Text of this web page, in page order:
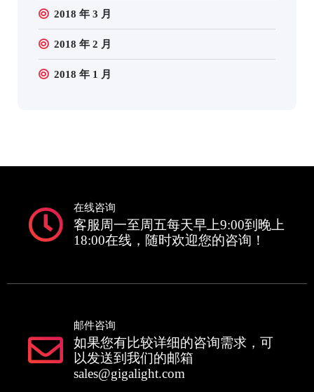
2018 年 3 月
2018 年 2 月
2018 年 1 月
在线咨询
客服周一至周五每天早上9:00到晚上
18:00在线，随时欢迎您的咨询！
邮件咨询
如果您有比较详细的咨询需求，可
以发送到我们的邮箱
sales@gigalight.com